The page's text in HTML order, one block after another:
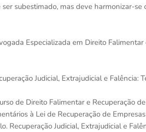
subestimado, mas deve harmonizar-
Especializada em Direito
Judicial, Extrajudicial e Falência:
de Direito Falimentar e Recuperação
à Lei de Recuperação de
Recuperação Judicial, Extrajudicial e